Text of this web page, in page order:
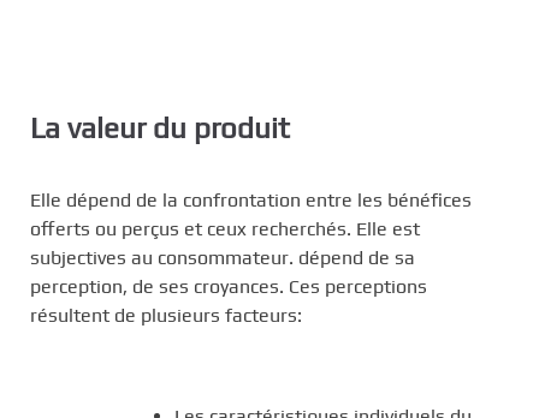
La valeur du produit
Elle dépend de la confrontation entre les bénéfices
offerts ou perçus et ceux recherchés. Elle est
subjectives au consommateur. dépend de sa
perception, de ses croyances. Ces perceptions
résultent de plusieurs facteurs: